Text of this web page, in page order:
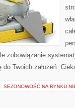
zobowiązanie
do Twoich założeń.
SEZONOWOŚĆ NA RYNKU